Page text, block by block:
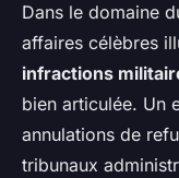
Dans le domaine
affaires célèbres
infractions
bien articulée. Un
annulations de
tribunaux